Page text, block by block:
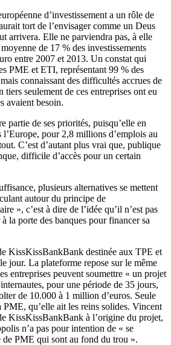
d’investissement a un rôle de
tort de l’envisager comme un Deus
arrivera. Elle ne parviendra pas, à elle
de 17 % des investissements
entre 2007 et 2013. Un constat qui
PME et ETI, représentant 99 % des
connaissant des difficultés accrues de
seulement de ces entreprises ont eu
avaient besoin.
partie de ses priorités, puisqu’elle en
pour 2,8 millions d’emplois au
C’est d’autant plus vrai que, publique
difficile d’accès pour un certain
plusieurs alternatives se mettent
autour du principe de
», c’est à dire de l’idée qu’il n’est pas
la porte des banques pour financer sa
KissKissBankBank destinée aux TPE et
jour. La plateforme repose sur le même
entreprises peuvent soumettre « un projet
pour une période de 35 jours,
de 10.000 à 1 million d’euros. Seule
qu’elle ait les reins solides. Vincent
KissKissBankBank à l’origine du projet,
n’a pas pour intention de « se
de PME qui sont au fond du trou ».